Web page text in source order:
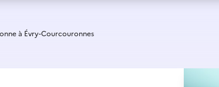
à Évry-Courcouronnes